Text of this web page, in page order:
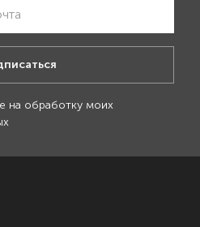
на обработку моих